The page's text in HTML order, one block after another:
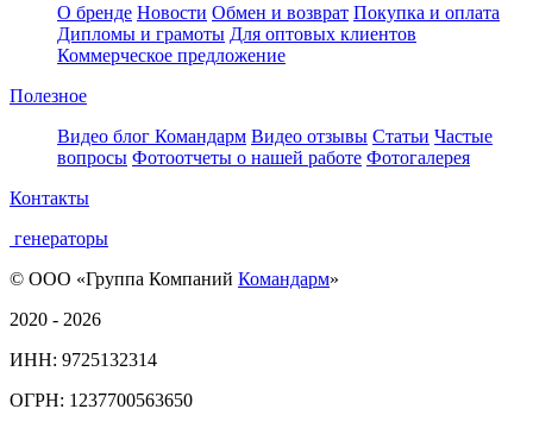
О бренде Новости Обмен и возврат Покупка и оплата
Дипломы и грамоты Для оптовых клиентов
Коммерческое предложение
Полезное
Видео блог Командарм Видео отзывы Статьи Частые
вопросы Фотоотчеты о нашей работе Фотогалерея
Контакты
генераторы
© ООО «Группа Компаний Командарм»
2020 - 2026
ИНН: 9725132314
ОГРН: 1237700563650